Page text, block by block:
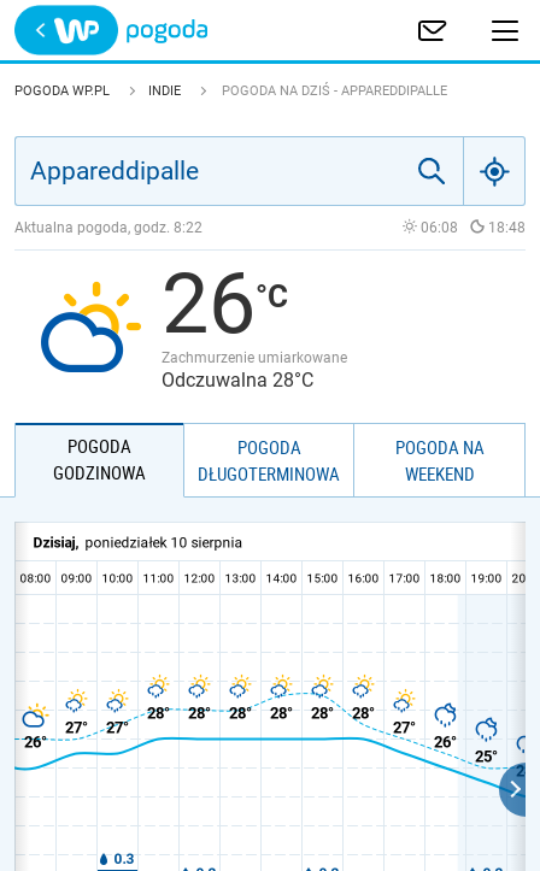
Trwa ładowanie
POLSKA
JAKOŚĆ POWIETRZA
POGODA WP.PL INDIE POGODA NA DZIŚ - APPAREDDIPALLE
Aktualna pogoda, godz. 8:22 06:08 18:48
26
Zachmurzenie umiarkowane
Odczuwalna 28°C
POGODA
GODZINOWA
POGODA
DŁUGOTERMINOWA
POGODA NA
WEEKEND